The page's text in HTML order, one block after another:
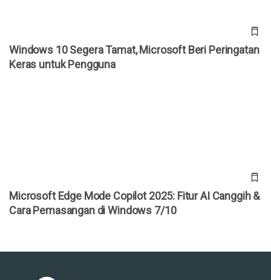
Windows 10 Segera Tamat, Microsoft Beri Peringatan
Keras untuk Pengguna
Microsoft Edge Mode Copilot 2025: Fitur AI Canggih &
Cara Pemasangan di Windows 7/10